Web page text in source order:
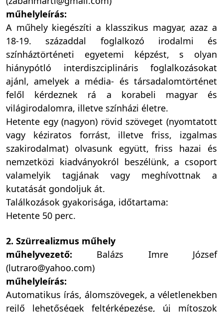
műhelyleírás:
A műhely kiegészíti a klasszikus magyar, azaz a
18-19. századdal foglalkozó irodalmi és
színháztörténeti egyetemi képzést, s olyan
hiánypótló interdiszciplináris foglalkozásokat
ajánl, amelyek a média- és társadalomtörténet
felől kérdeznek rá a korabeli magyar és
világirodalomra, illetve színházi életre.
Hetente egy (nagyon) rövid szöveget (nyomtatott
vagy kéziratos forrást, illetve friss, izgalmas
szakirodalmat) olvasunk együtt, friss hazai és
nemzetközi kiadványokról beszélünk, a csoport
valamelyik tagjának vagy meghívottnak a
kutatását gondoljuk át.
Találkozások gyakorisága, időtartama:
Hetente 50 perc.
2. Szürrealizmus műhely
műhelyvezető: Balázs Imre József
(lutraro@yahoo.com)
műhelyleírás:
Automatikus írás, álomszövegek, a véletlenekben
rejlő lehetőségek feltérképezése, új mítoszok